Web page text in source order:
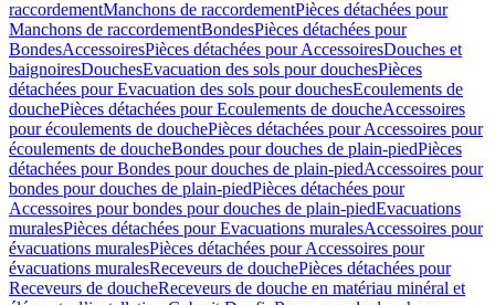
raccordementManchons de raccordementPièces détachées pour
Manchons de raccordementBondesPièces détachées pour
BondesAccessoiresPièces détachées pour AccessoiresDouches et
baignoiresDouchesEvacuation des sols pour douchesPièces
détachées pour Evacuation des sols pour douchesEcoulements de
douchePièces détachées pour Ecoulements de doucheAccessoires
pour écoulements de douchePièces détachées pour Accessoires pour
écoulements de doucheBondes pour douches de plain-piedPièces
détachées pour Bondes pour douches de plain-piedAccessoires pour
bondes pour douches de plain-piedPièces détachées pour
Accessoires pour bondes pour douches de plain-piedEvacuations
muralesPièces détachées pour Evacuations muralesAccessoires pour
évacuations muralesPièces détachées pour Accessoires pour
évacuations muralesReceveurs de douchePièces détachées pour
Receveurs de doucheReceveurs de douche en matériau minéral et